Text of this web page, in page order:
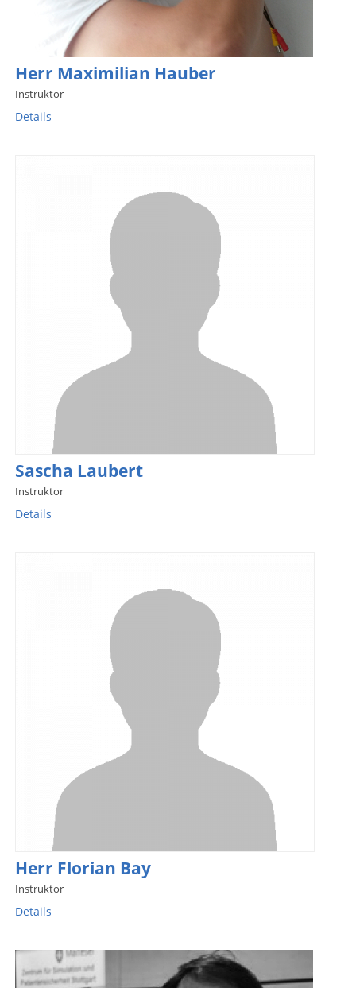
Herr Maximilian Hauber
Instruktor
Details
Sascha Laubert
Instruktor
Details
Herr Florian Bay
Instruktor
Details